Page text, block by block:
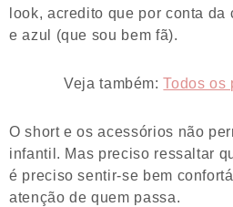
look, acredito que por conta da
e azul (que sou bem fã).
Veja também:Todos os
O short e os acessórios não
infantil. Mas preciso ressaltar
é preciso sentir-se bem
atenção de quem passa.